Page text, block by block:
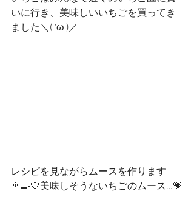
いに行き、美味しいいちごを買ってき
ました＼( 'ω')／
レシピを見ながらムースを作ります
👨‍🍳🤍美味しそうないちごのムース…💗